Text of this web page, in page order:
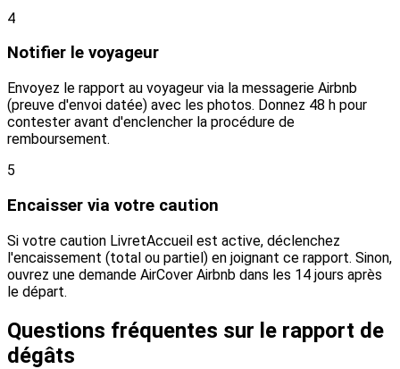
4
Notifier le voyageur
Envoyez le rapport au voyageur via la messagerie Airbnb
(preuve d'envoi datée) avec les photos. Donnez 48 h pour
contester avant d'enclencher la procédure de
remboursement.
5
Encaisser via votre caution
Si votre caution LivretAccueil est active, déclenchez
l'encaissement (total ou partiel) en joignant ce rapport. Sinon,
ouvrez une demande AirCover Airbnb dans les 14 jours après
le départ.
Questions fréquentes sur le rapport de
dégâts